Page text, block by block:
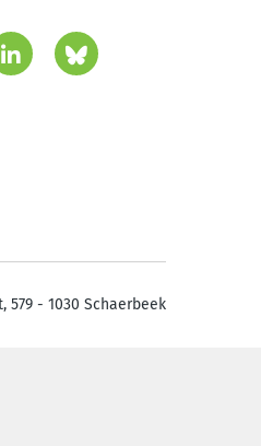
579 - 1030 Schaerbeek